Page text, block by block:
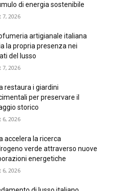
di energia sostenibile
7, 2026
artigianale italiana
la propria presenza nei
del lusso
7, 2026
restaura i giardini
per preservare il
storico
6, 2026
accelera la ricerca
verde attraverso nuove
energetiche
6, 2026